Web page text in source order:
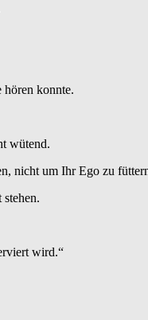
hören konnte.
wütend.
nicht um Ihr Ego zu
wird.“